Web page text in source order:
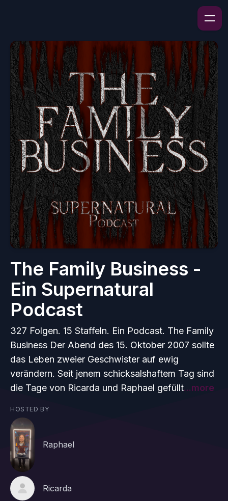
The Family Business -
Ein Supernatural
Podcast
327 Folgen. 15 Staffeln. Ein Podcast. The Family
Business Der Abend des 15. Oktober 2007 sollte
das Leben zweier Geschwister auf ewig
verändern. Seit jenem schicksalshaftem Tag sind
die Tage von Ricarda und Raphael gefüllt...more
HOSTED BY
Raphael
Ricarda